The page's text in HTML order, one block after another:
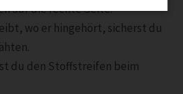
auf die rechte Seite.
wo er hingehört, sicherst du
du den Stoffstreifen beim